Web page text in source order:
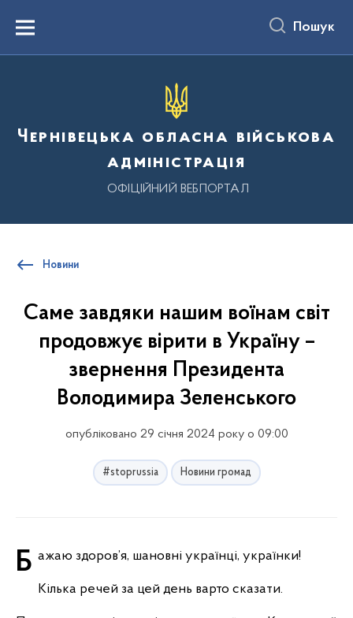
вмістуMenu Пошук
Чернівецька обласна військова
адміністрація
ОФІЦІЙНИЙ ВЕБПОРТАЛ
Новини
Саме завдяки нашим воїнам світ
продовжує вірити в Україну –
звернення Президента
Володимира Зеленського
опубліковано 29 січня 2024 року о 09:00
#stoprussia Новини громад
Бажаю здоров’я, шановні українці, українки!
Кілька речей за цей день варто сказати.